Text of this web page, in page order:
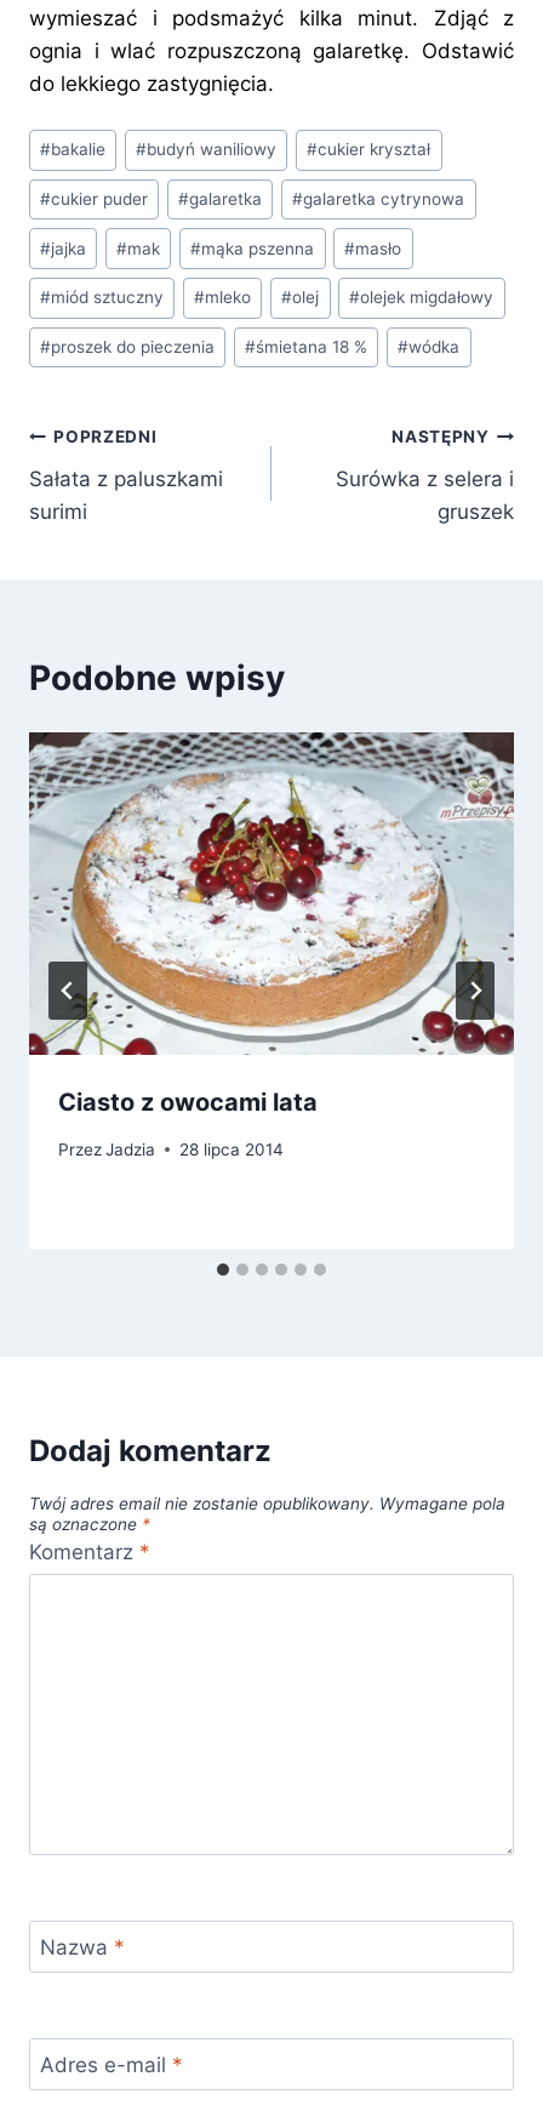
wymieszać i podsmażyć kilka minut. Zdjąć z
ognia i wlać rozpuszczoną galaretkę. Odstawić
do lekkiego zastygnięcia.
Tagi
wpisu:
#bakalie #budyń waniliowy #cukier kryształ
#cukier puder #galaretka #galaretka cytrynowa
#jajka #mak #mąka pszenna #masło
#miód sztuczny #mleko #olej #olejek migdałowy
#proszek do pieczenia #śmietana 18 % #wódka
Nawigacja
wpisu
POPRZEDNI
Sałata z paluszkami
surimi
NASTĘPNY
Surówka z selera i
gruszek
Podobne wpisy
Ciasto z owocami lata
PrzezJadzia 28 lipca 2014
Dodaj komentarz
Twój adres email nie zostanie opublikowany. Wymagane pola
są oznaczone *
Komentarz *
Nazwa *
Adres e-mail *